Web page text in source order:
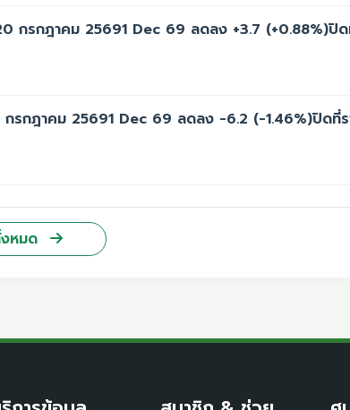
กรกฎาคม 25691 Dec 69 ลดลง +3.7 (+0.88%)ปิ
กรกฎาคม 25691 Dec 69 ลดลง -6.2 (-1.46%)ปิดที่ร
หมด